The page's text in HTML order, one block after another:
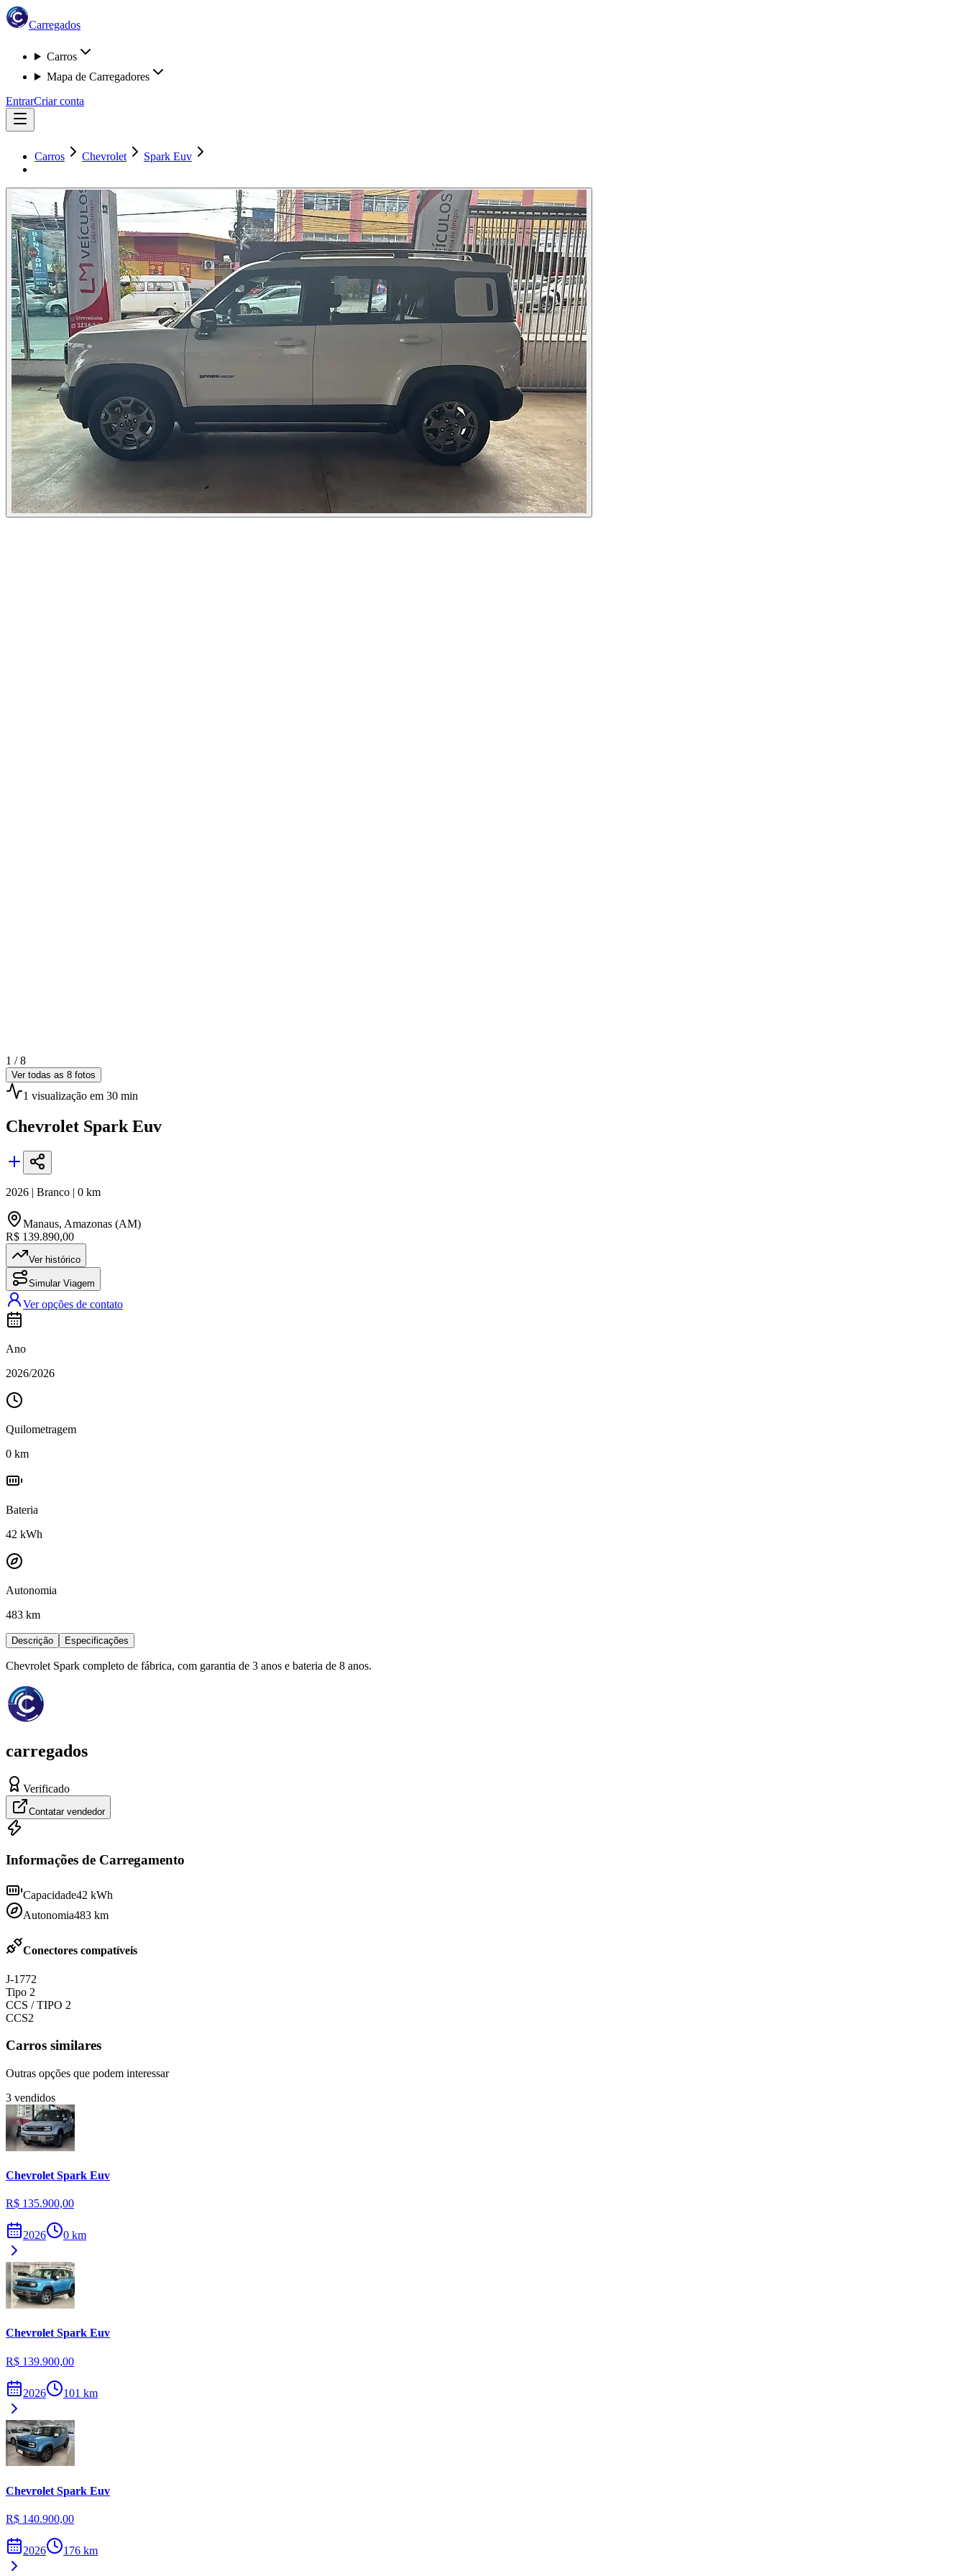
Carregados
Carros
Mapa de Carregadores
EntrarCriar conta
Carros Chevrolet Spark Euv
1 /8
Ver todas as 8 fotos
1 visualização em 30 min
Chevrolet Spark Euv
2026 | Branco | 0 km
Manaus, Amazonas (AM)
R$ 139.890,00
Ver histórico
Simular Viagem
Ver opções de contato
Ano
2026/2026
Quilometragem
0 km
Bateria
42 kWh
Autonomia
483 km
Descrição Especificações
Chevrolet Spark completo de fábrica, com garantia de 3 anos e bateria de 8 anos.
carregados
Verificado
Contatar vendedor
Informações de Carregamento
Capacidade42 kWh
Autonomia483 km
Conectores compatíveis
J-1772
Tipo 2
CCS / TIPO 2
CCS2
Carros similares
Outras opções que podem interessar
3 vendidos
Chevrolet Spark Euv
R$ 135.900,00
2026 0 km
Chevrolet Spark Euv
R$ 139.900,00
2026 101 km
Chevrolet Spark Euv
R$ 140.900,00
2026 176 km